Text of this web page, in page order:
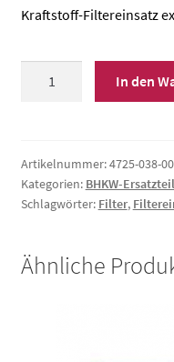
Kraftstoff-Filtereinsatz
Dachs
RS
Menge
In den
Artikelnummer:4725-038-
Kategorien: BHKW-
Schlagwörter: Filter,
Ähnliche